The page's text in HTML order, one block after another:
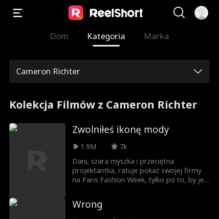
Dom Kategoria Marka
Cameron Richter
Kolekcja Filmów z Cameron Richter
Zwolniłeś ikonę mody
1.9M
7k
Dani, szara myszka i przeciętna
projektantka, ratuje pokaz swojej firmy
na Paris Fashion Week, tylko po to, by jej
że Dani zostaje ZWOLNIONA przez żądną
władzy córkę szefa. Jednak gdy
Wrong